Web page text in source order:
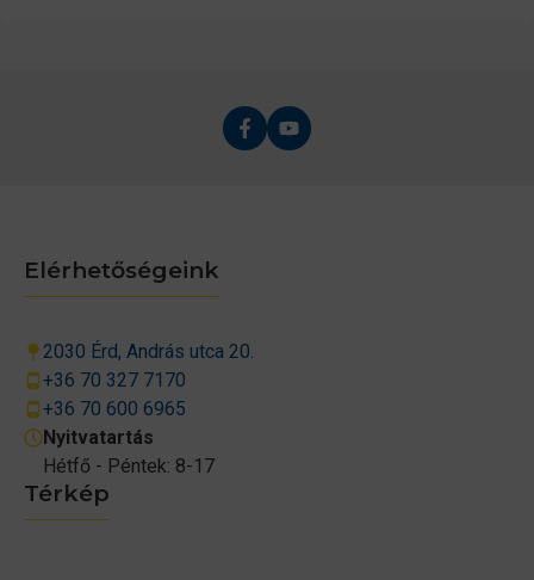
Térkép
Elérhetőségeink
2030 Érd, András utca 20.
+36 70 327 7170
+36 70 600 6965
Nyitvatartás
Hétfő - Péntek: 8-17